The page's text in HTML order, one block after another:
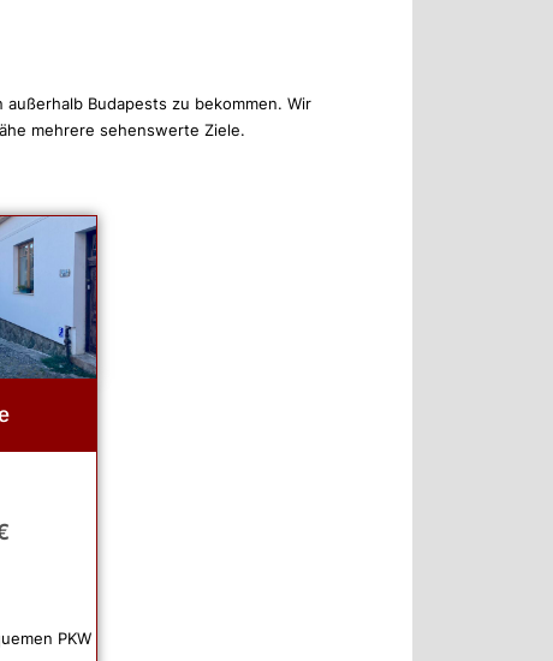
Budapests zu bekommen. Wir
mehrere sehenswerte Ziele.
PKW